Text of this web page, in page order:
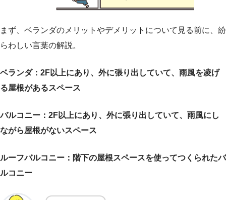
まず、ベランダのメリットやデメリットについて見る前に、紛
らわしい言葉の解説。
ベランダ：2F以上にあり、外に張り出していて、雨風を凌げ
る屋根があるスペース
バルコニー：2F以上にあり、外に張り出していて、雨風にし
ながら屋根がないスペース
ルーフバルコニー：階下の屋根スペースを使ってつくられたバ
ルコニー